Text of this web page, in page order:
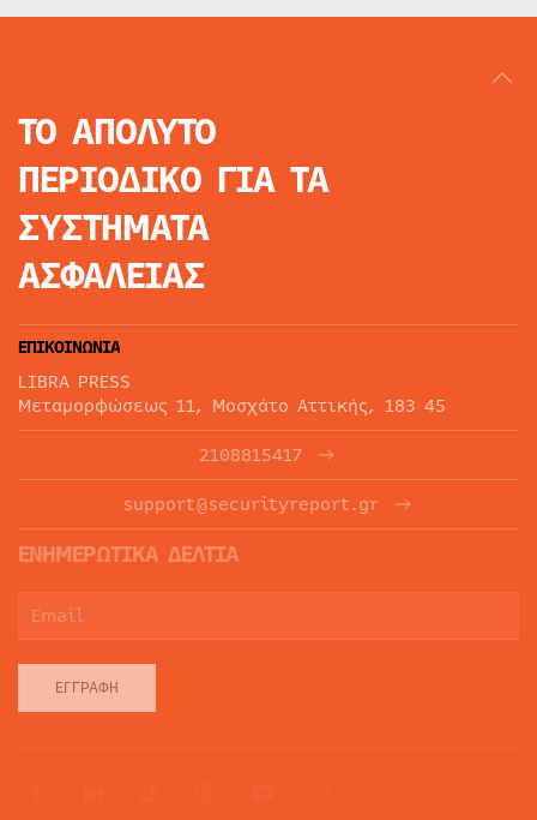
ΤΟ ΑΠΟΛΥΤΟ
ΠΕΡΙΟΔΙΚΟ ΓΙΑ ΤΑ
ΣΥΣΤΗΜΑΤΑ
ΑΣΦΑΛΕΙΑΣ
ΕΠΙΚΟΙΝΩΝΙΑ
LIBRA PRESS
Μεταμορφώσεως 11, Μοσχάτο Αττικής, 183 45
2108815417
support@securityreport.gr
ΕΝΗΜΕΡΩΤΙΚΑ ΔΕΛΤΙΑ
ΕΓΓΡΑΦΉ